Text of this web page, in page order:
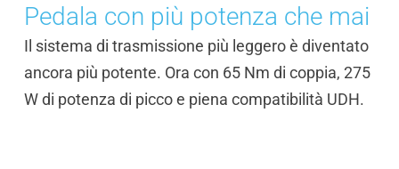
Pedala con più potenza che mai
Il sistema di trasmissione più leggero è diventato
ancora più potente. Ora con 65 Nm di coppia, 275
W di potenza di picco e piena compatibilità UDH.